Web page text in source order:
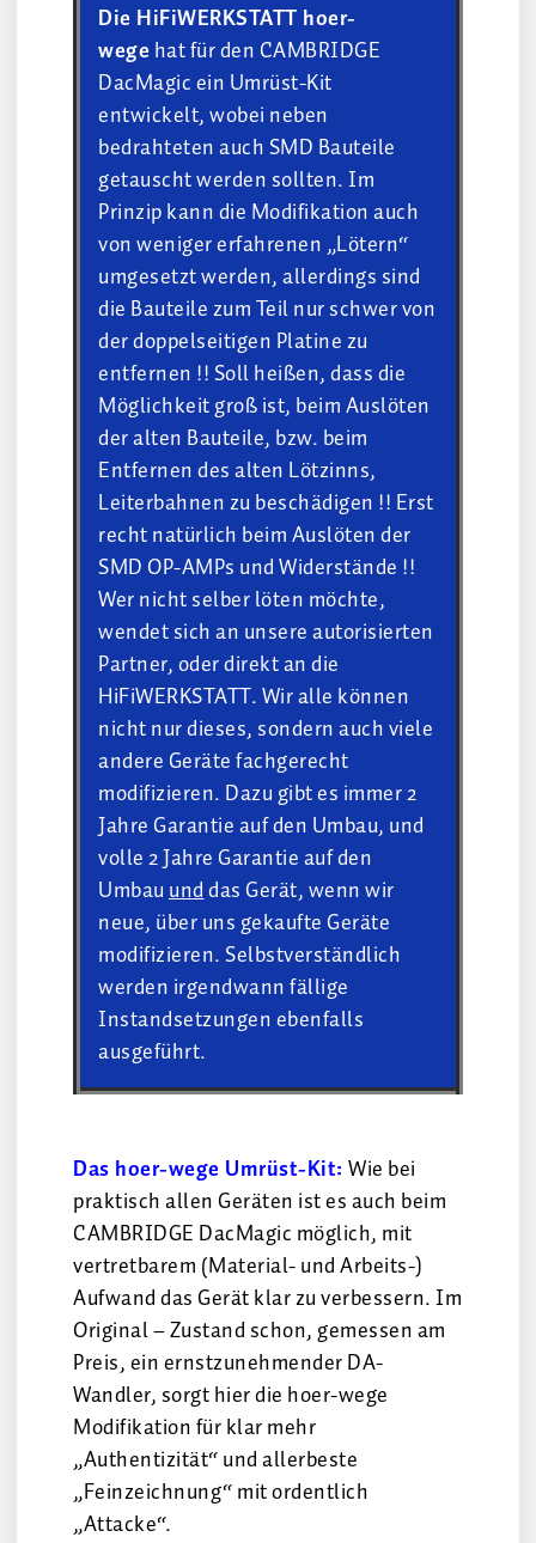
Die HiFiWERKSTATT hoer-
wege hat für den CAMBRIDGE
DacMagic ein Umrüst-Kit
entwickelt, wobei neben
bedrahteten auch SMD Bauteile
getauscht werden sollten. Im
Prinzip kann die Modifikation auch
von weniger erfahrenen „Lötern“
umgesetzt werden, allerdings sind
die Bauteile zum Teil nur schwer von
der doppelseitigen Platine zu
entfernen !! Soll heißen, dass die
Möglichkeit groß ist, beim Auslöten
der alten Bauteile, bzw. beim
Entfernen des alten Lötzinns,
Leiterbahnen zu beschädigen !! Erst
recht natürlich beim Auslöten der
SMD OP-AMPs und Widerstände !!
Wer nicht selber löten möchte,
wendet sich an unsereautorisierten
Partner, oder direkt an die
HiFiWERKSTATT. Wir alle können
nicht nur dieses, sondern auch viele
andere Geräte fachgerecht
modifizieren. Dazu gibt es immer 2
Jahre Garantie auf den Umbau, und
volle 2 Jahre Garantie auf den
Umbauunddas Gerät, wenn wir
neue, über uns gekaufte Geräte
modifizieren. Selbstverständlich
werden irgendwann fällige
Instandsetzungen ebenfalls
ausgeführt.
Das hoer-wege Umrüst-Kit: Wie bei
praktisch allen Geräten ist es auch beim
CAMBRIDGE DacMagic möglich, mit
vertretbarem (Material- und Arbeits-)
Aufwand das Gerät klar zu verbessern. Im
Original – Zustand schon, gemessen am
Preis, ein ernstzunehmender DA-
Wandler, sorgt hier die hoer-wege
Modifikation für klar mehr
„Authentizität“ und allerbeste
„Feinzeichnung“ mit ordentlich
„Attacke“.